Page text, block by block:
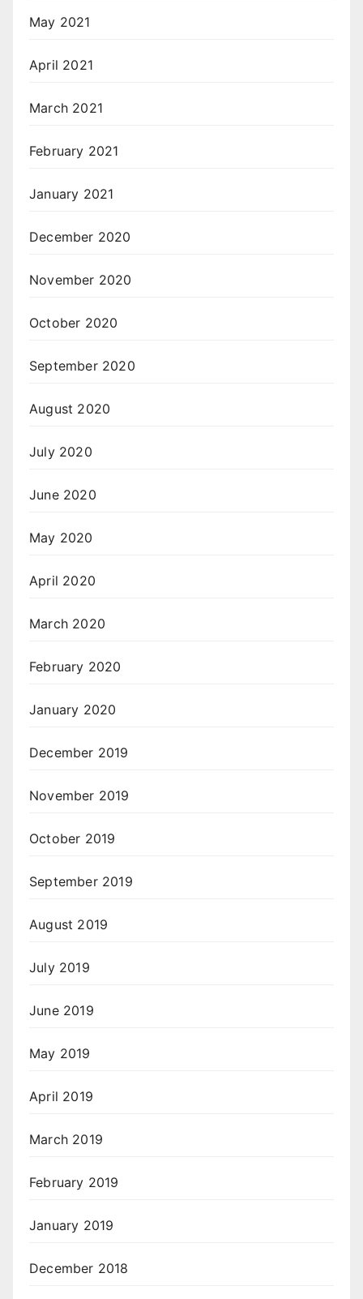
May 2021
April 2021
March 2021
February 2021
January 2021
December 2020
November 2020
October 2020
September 2020
August 2020
July 2020
June 2020
May 2020
April 2020
March 2020
February 2020
January 2020
December 2019
November 2019
October 2019
September 2019
August 2019
July 2019
June 2019
May 2019
April 2019
March 2019
February 2019
January 2019
December 2018